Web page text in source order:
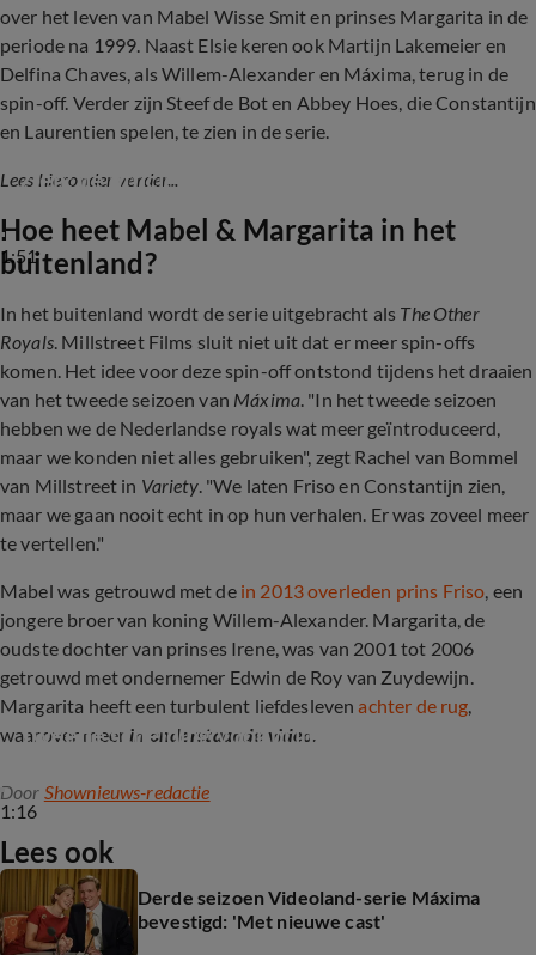
over het leven van Mabel Wisse Smit en prinses Margarita in de
periode na 1999. Naast Elsie keren ook Martijn Lakemeier en
Delfina Chaves, als Willem-Alexander en Máxima, terug in de
spin-off. Verder zijn Steef de Bot en Abbey Hoes, die Constantijn
en Laurentien spelen, te zien in de serie.
Lees hieronder verder...
1:51
Zien: de officiële trailer van Máxima seizoen 2
Hoe heet Mabel & Margarita in het
buitenland?
In het buitenland wordt de serie uitgebracht als The Other
Royals. Millstreet Films sluit niet uit dat er meer spin-offs
komen. Het idee voor deze spin-off ontstond tijdens het draaien
van het tweede seizoen van Máxima. "In het tweede seizoen
hebben we de Nederlandse royals wat meer geïntroduceerd,
maar we konden niet alles gebruiken", zegt Rachel van Bommel
van Millstreet in Variety. "We laten Friso en Constantijn zien,
maar we gaan nooit echt in op hun verhalen. Er was zoveel meer
te vertellen."
Mabel was getrouwd met dein 2013 overleden prins Friso, een
jongere broer van koning Willem-Alexander. Margarita, de
oudste dochter van prinses Irene, was van 2001 tot 2006
getrouwd met ondernemer Edwin de Roy van Zuydewijn.
Margarita heeft een turbulent liefdeslevenachter de rug,
waarover meer in onderstaande video.
1:16
Tweede scheiding voor prinses Margarita
Door Shownieuws-redactie
Lees ook
Derde seizoen Videoland-serie Máxima
bevestigd: 'Met nieuwe cast'